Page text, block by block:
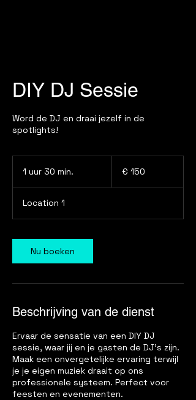
DIY DJ Sessie
Word de DJ en draai jezelf in de
spotlights!
1 uur 30 min.
0
i
n
.
€ 150
Location 1
Nu boeken
Beschrijving van de dienst
Ervaar de sensatie van een DIY DJ
sessie, waar jij en je gasten de DJ's zijn.
Maak een onvergetelijke ervaring terwijl
je je eigen muziek draait op ons
professionele systeem. Perfect voor
feesten en evenementen.